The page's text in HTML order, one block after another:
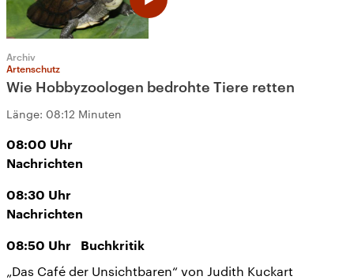
Archiv
Artenschutz
Wie Hobbyzoologen bedrohte Tiere retten
Länge: 08:12 Minuten
08:00 Uhr
Nachrichten
08:30 Uhr
Nachrichten
08:50 Uhr Buchkritik
„Das Café der Unsichtbaren“ von Judith Kuckart